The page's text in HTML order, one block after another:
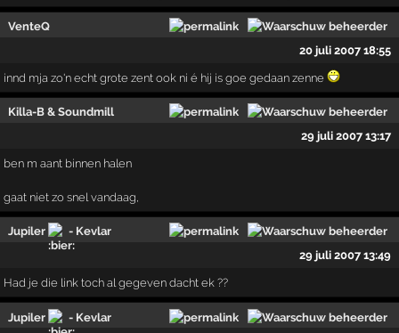
VenteQ
20 juli 2007 18:55
innd mja zo'n echt grote zent ook ni é hij is goe gedaan zenne
Killa-B & Soundmill
29 juli 2007 13:17
ben m aant binnen halen
gaat niet zo snel vandaag,
Jupiler
- Kevlar
29 juli 2007 13:49
Had je die link toch al gegeven dacht ek ??
Jupiler
- Kevlar